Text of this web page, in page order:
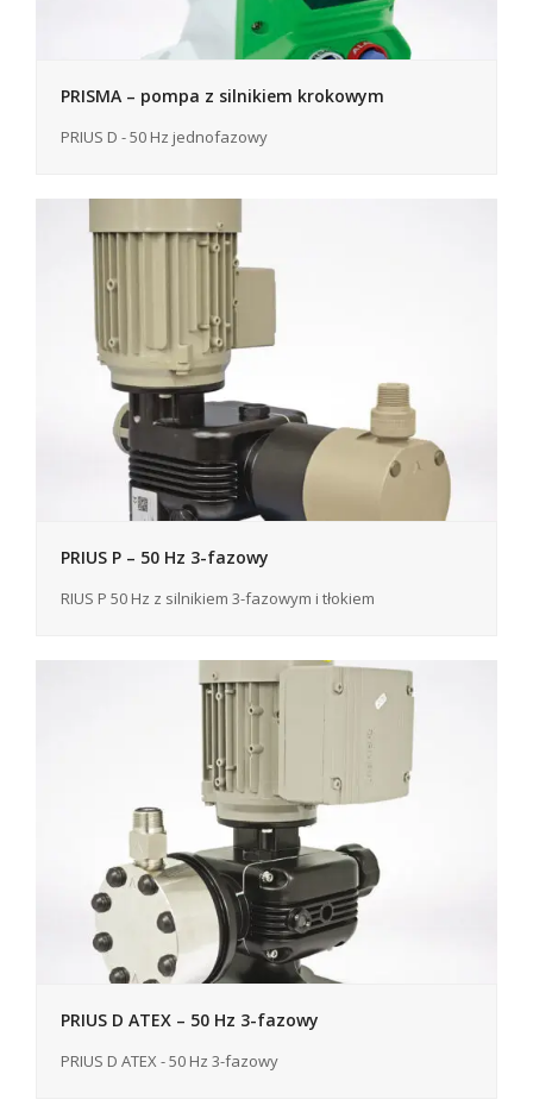
PRISMA – pompa z silnikiem krokowym
PRIUS D - 50 Hz jednofazowy
PRIUS P – 50 Hz 3-fazowy
RIUS P 50 Hz z silnikiem 3-fazowym i tłokiem
PRIUS D ATEX – 50 Hz 3-fazowy
PRIUS D ATEX - 50 Hz 3-fazowy